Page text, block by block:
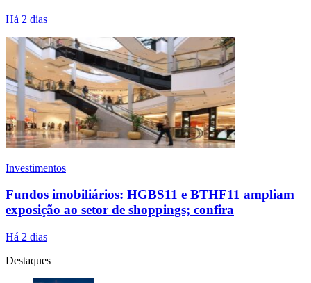
Há 2 dias
Investimentos
Fundos imobiliários: HGBS11 e BTHF11 ampliam
exposição ao setor de shoppings; confira
Há 2 dias
Destaques